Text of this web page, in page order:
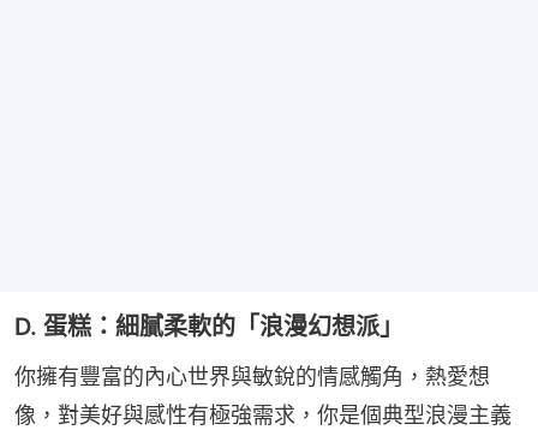
D. 蛋糕：細膩柔軟的「浪漫幻想派」
你擁有豐富的內心世界與敏銳的情感觸角，熱愛想
像，對美好與感性有極強需求，你是個典型浪漫主義